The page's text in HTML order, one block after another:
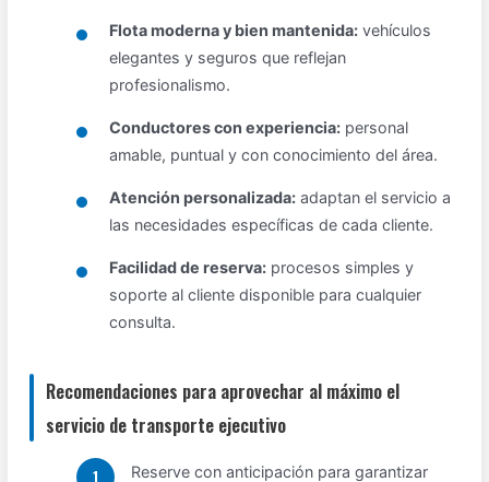
Flota moderna y bien mantenida: vehículos
elegantes y seguros que reflejan
profesionalismo.
Conductores con experiencia: personal
amable, puntual y con conocimiento del área.
Atención personalizada: adaptan el servicio a
las necesidades específicas de cada cliente.
Facilidad de reserva: procesos simples y
soporte al cliente disponible para cualquier
consulta.
Recomendaciones para aprovechar al máximo el
servicio de transporte ejecutivo
Reserve con anticipación para garantizar